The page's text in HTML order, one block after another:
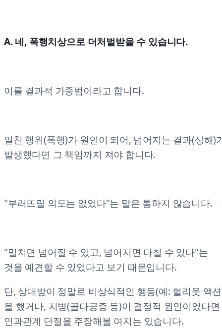
A. 네, 폭행치상으로 더처벌받을 수 있습니다.
이를 결과적 가중범이라고 합니다.
밀친 행위(폭행)가 원인이 되어, 넘어지는 결과(상해)
발생했다면 그 책임까지 져야 합니다.
"부러뜨릴 의도는 없었다"는 말은 통하지 않습니다.
"밀치면 넘어질 수 있고, 넘어지면 다칠 수 있다"는
것을 예견할 수 있었다고 보기 때문입니다.
단, 상대방이 정말로 비상식적인 행동(예: 헐리웃 액
을 했거나, 지병(골다공증 등)이 결정적 원인이었다면
인과관계 단절을 주장해볼 여지는 있습니다.